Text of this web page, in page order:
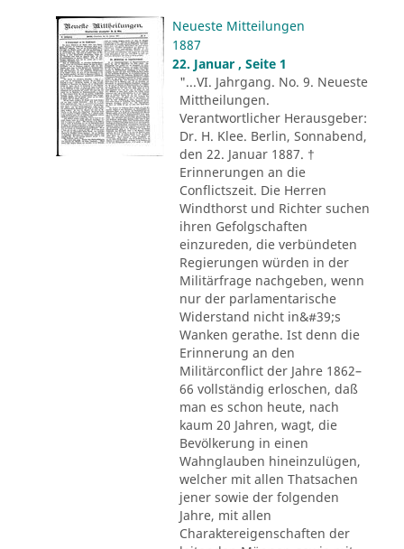
Neueste Mitteilungen
1887
22. Januar , Seite 1
"...VI. Jahrgang. No. 9. Neueste
Mittheilungen.
Verantwortlicher Herausgeber:
Dr. H. Klee. Berlin, Sonnabend,
den 22. Januar 1887. †
Erinnerungen an die
Conflictszeit. Die Herren
Windthorst und Richter suchen
ihren Gefolgschaften
einzureden, die verbündeten
Regierungen würden in der
Militärfrage nachgeben, wenn
nur der parlamentarische
Widerstand nicht in&#39;s
Wanken gerathe. Ist denn die
Erinnerung an den
Militärconflict der Jahre 1862–
66 vollständig erloschen, daß
man es schon heute, nach
kaum 20 Jahren, wagt, die
Bevölkerung in einen
Wahnglauben hineinzulügen,
welcher mit allen Thatsachen
jener sowie der folgenden
Jahre, mit allen
Charaktereigenschaften der